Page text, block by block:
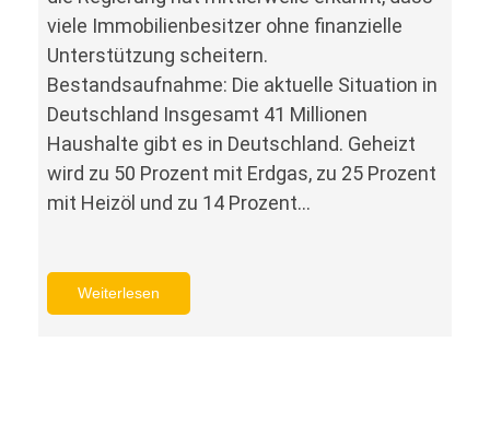
viele Immobilienbesitzer ohne finanzielle
Unterstützung scheitern.
Bestandsaufnahme: Die aktuelle Situation in
Deutschland Insgesamt 41 Millionen
Haushalte gibt es in Deutschland. Geheizt
wird zu 50 Prozent mit Erdgas, zu 25 Prozent
mit Heizöl und zu 14 Prozent…
Weiterlesen